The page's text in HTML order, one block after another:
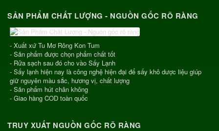
SẢN PHẨM CHẤT LƯỢNG - NGUỒN GỐC RÕ RÀNG
- Xuất xứ Tu Mơ Rông Kon Tum
- Sản phẩm được chọn phẩm chất tốt
- Rửa sạch sau đó cho vào Sấy Lạnh
- Sấy lạnh hiện nay là công nghệ hiện đại để sấy khô dược liệu giúp
giữ nguyên màu sắc, hương vị, chất lượng
- Sản phẩm hút chân không
- Giao hàng COD toàn quốc
TRUY XUẤT NGUỒN GỐC RÕ RÀNG